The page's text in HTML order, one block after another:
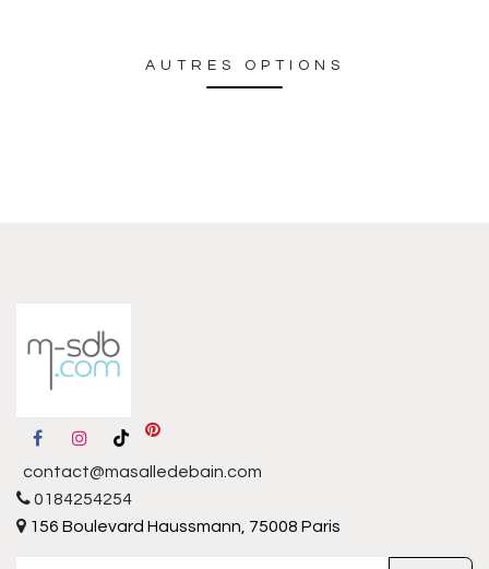
AUTRES OPTIONS
contact@masalledebain.com
0184254254
156 Boulevard Haussmann, 75008 Paris